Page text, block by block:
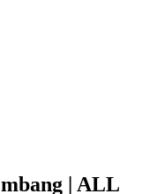
| ALL